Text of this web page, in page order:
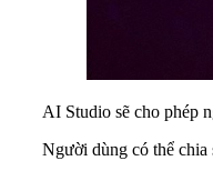
AI Studio sẽ cho phép
Người dùng có thể chia